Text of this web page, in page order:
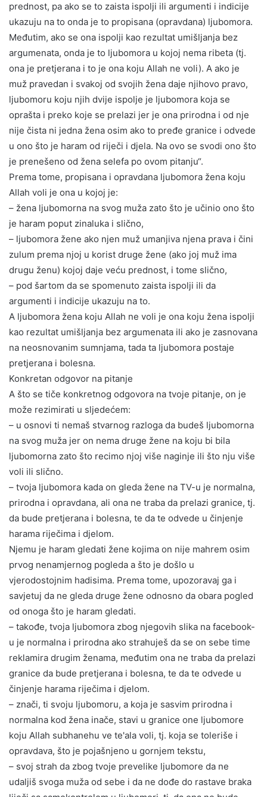
prednost, pa ako se to zaista ispolji ili argumenti i indicije
ukazuju na to onda je to propisana (opravdana) ljubomora.
Međutim, ako se ona ispolji kao rezultat umišljanja bez
argumenata, onda je to ljubomora u kojoj nema ribeta (tj.
ona je pretjerana i to je ona koju Allah ne voli). A ako je
muž pravedan i svakoj od svojih žena daje njihovo pravo,
ljubomoru koju njih dvije ispolje je ljubomora koja se
oprašta i preko koje se prelazi jer je ona prirodna i od nje
nije čista ni jedna žena osim ako to pređe granice i odvede
u ono što je haram od riječi i djela. Na ovo se svodi ono što
je prenešeno od žena selefa po ovom pitanju“.
Prema tome, propisana i opravdana ljubomora žena koju
Allah voli je ona u kojoj je:
– žena ljubomorna na svog muža zato što je učinio ono što
je haram poput zinaluka i slično,
– ljubomora žene ako njen muž umanjiva njena prava i čini
zulum prema njoj u korist druge žene (ako joj muž ima
drugu ženu) kojoj daje veću prednost, i tome slično,
– pod šartom da se spomenuto zaista ispolji ili da
argumenti i indicije ukazuju na to.
A ljubomora žena koju Allah ne voli je ona koju žena ispolji
kao rezultat umišljanja bez argumenata ili ako je zasnovana
na neosnovanim sumnjama, tada ta ljubomora postaje
pretjerana i bolesna.
Konkretan odgovor na pitanje
A što se tiče konkretnog odgovora na tvoje pitanje, on je
može rezimirati u sljedećem:
– u osnovi ti nemaš stvarnog razloga da budeš ljubomorna
na svog muža jer on nema druge žene na koju bi bila
ljubomorna zato što recimo njoj više naginje ili što nju više
voli ili slično.
– tvoja ljubomora kada on gleda žene na TV-u je normalna,
prirodna i opravdana, ali ona ne traba da prelazi granice, tj.
da bude pretjerana i bolesna, te da te odvede u činjenje
harama riječima i djelom.
Njemu je haram gledati žene kojima on nije mahrem osim
prvog nenamjernog pogleda a što je došlo u
vjerodostojnim hadisima. Prema tome, upozoravaj ga i
savjetuj da ne gleda druge žene odnosno da obara pogled
od onoga što je haram gledati.
– takođe, tvoja ljubomora zbog njegovih slika na facebook-
u je normalna i prirodna ako strahuješ da se on sebe time
reklamira drugim ženama, međutim ona ne traba da prelazi
granice da bude pretjerana i bolesna, te da te odvede u
činjenje harama riječima i djelom.
– znači, ti svoju ljubomoru, a koja je sasvim prirodna i
normalna kod žena inače, stavi u granice one ljubomore
koju Allah subhanehu ve te'ala voli, tj. koja se toleriše i
opravdava, što je pojašnjeno u gornjem tekstu,
– svoj strah da zbog tvoje prevelike ljubomore da ne
udaljiš svoga muža od sebe i da ne dođe do rastave braka